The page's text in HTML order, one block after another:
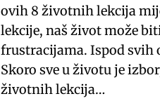
ovih 8 životnih lekcija
lekcije, naš život može
frustracijama. Ispod svih
Skoro sve u životu je
životnih lekcija…